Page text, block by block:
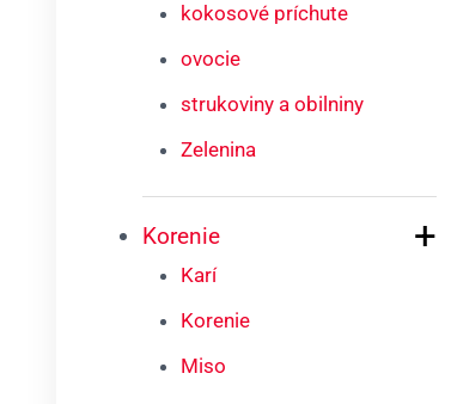
kokosové príchute
ovocie
strukoviny a obilniny
Zelenina
Korenie +
Karí
Korenie
Miso